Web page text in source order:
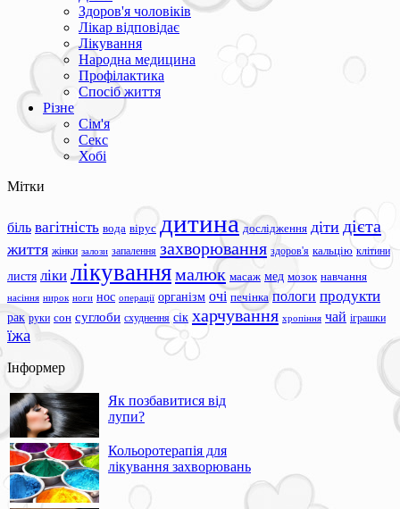
Здоров'я чоловіків
Лікар відповідає
Лікування
Народна медицина
Профілактика
Спосіб життя
Різне
Сім'я
Секс
Хобі
Мітки
біль вагітність вода вірус дитина дослідження діти дієта
життя жінки залози запалення захворювання здоров'я кальцію клітини
листя ліки лікуваннямалюк масаж мед мозок навчання
насіння нирок ноги нос операції організм очі печінка пологи продукти
рак руки сон суглоби схуднення сік харчування хропіння чай іграшки
їжа
Інформер
Як позбавитися від
лупи?
Кольоротерапія для
лікування захворювань